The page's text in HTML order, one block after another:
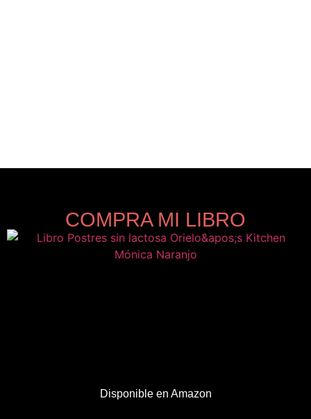
COMPRA MI LIBRO
Disponible en Amazon